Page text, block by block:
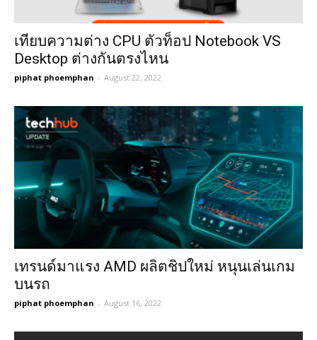
เทียบความต่าง CPU ตัวท็อป Notebook VS
Desktop ต่างกันตรงไหน
piphat phoemphan - August 22, 2022
เทรนด์มาแรง AMD ผลิตชิปใหม่ หนุนเล่นเกม
บนรถ
piphat phoemphan - August 16, 2022